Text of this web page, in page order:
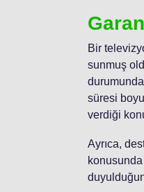
Bir
sunmuş
süresi
verdiği
Ayrıca,